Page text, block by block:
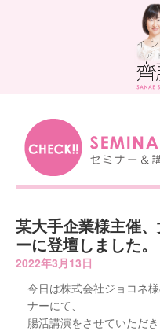
某大手企業様主催
ーに登壇しました。
2022年3月13日
今日は株式会社ジョコネ
ナーにて、
腸活講演をさせていただき